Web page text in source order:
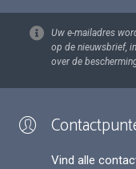
Uw e-mailadres
op de nieuwsbrief,
over de
Vind alle